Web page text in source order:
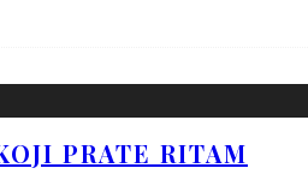
PRATE RITAM